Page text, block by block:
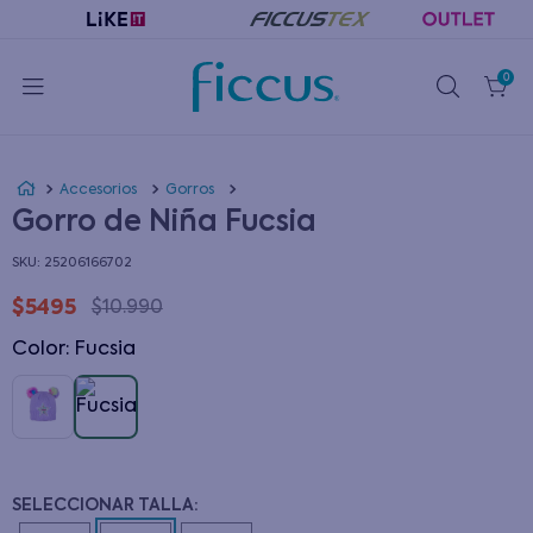
0
Accesorios Gorros
Gorro de Niña Fucsia
: 25206166702
$5495 $10.990
Color: fucsia